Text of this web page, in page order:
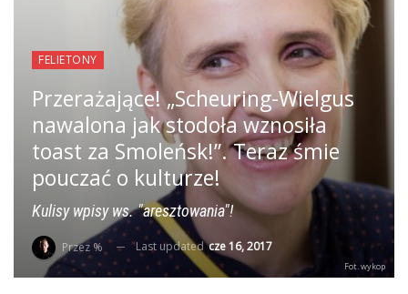
FELIETONY
Przerażające! „Scheuring-Wielgus
nawalona jak stodoła wznosiła
toast za Smoleńsk!”. Teraz śmie
pouczać o kulturze!
Kulisy wpisy ws. "aresztowania"!
Przez % Last updatedcze 16, 2017
Fot. wykop